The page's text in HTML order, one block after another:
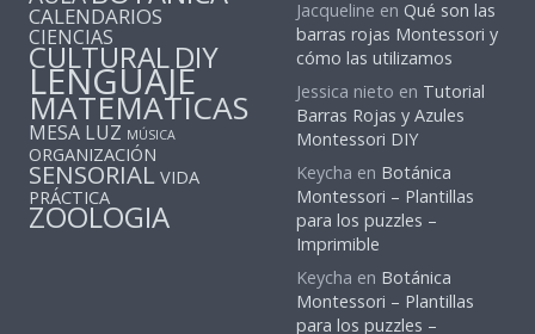
CALENDARIOS
CIENCIAS
CULTURALDIY
LENGUAJE
MATEMATICAS
MESA LUZ MÚSICA
ORGANIZACIÓN
SENSORIAL VIDA
PRÁCTICA
ZOOLOGIA
Jacqueline en Qué son las
barras rojas Montessori y
cómo las utilizamos
Jessica nieto en Tutorial
Barras Rojas y Azules
Montessori DIY
Keycha en Botánica
Montessori – Plantillas
para los puzzles –
Imprimible
Keycha en Botánica
Montessori – Plantillas
para los puzzles –